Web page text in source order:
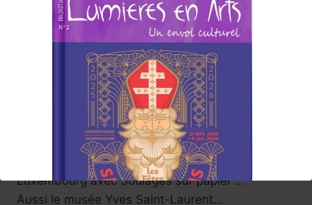
Sélections parcours.
Parmi ses coups de cœur : Expositions, moments
forts du 7ème Art , festivals , rencontre avec des
À Paris , voyage au cœur du monde : l’artiste
afro-américaine Mickalene Thomas avec
au grand palais.
L’Asie va vous surprendre au musée Guimet ,
musée des arts asiatiques , Musée du
Luxembourg avec Soulages sur papier …
Aussi le musée Yves Saint-Laurent…